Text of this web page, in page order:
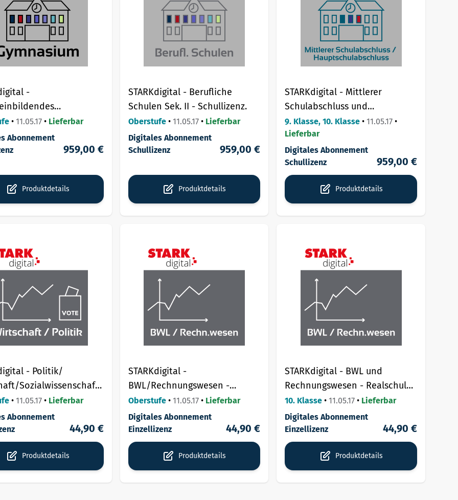
-
- Schullizenz.
• 11.05.17 • Lieferbar
Abonnement
959,00 €
Produktdetails
STARKdigital - Berufliche
Schulen Sek. II - Schullizenz.
Oberstufe• 11.05.17• Lieferbar
Digitales Abonnement
Schullizenz
959,00 €
Produktdetails
STARKdigital - Mittlerer
Schulabschluss und
Hauptschulabschluss -
Schullizenz.
9. Klasse, 10. Klasse •11.05.17 •
Lieferbar
Digitales Abonnement
Schullizenz
959,00 €
Produktdetails
- Politik/
Sozialwissenschaften
• 11.05.17 • Lieferbar
Abonnement
44,90 €
Produktdetails
STARKdigital -
BWL/Rechnungswesen -
Wirtschaftsgymnasium/FOS/BOS/
Berufliches Gymnasium.
Oberstufe• 11.05.17• Lieferbar
Digitales Abonnement
Einzellizenz
44,90 €
Produktdetails
STARKdigital - BWL und
Rechnungswesen - Realschule/
Wirtschaftsschule.
10. Klasse •11.05.17 • Lieferbar
Digitales Abonnement
Einzellizenz
44,90 €
Produktdetails